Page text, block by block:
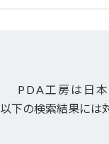
PDA工房は日
以下の検索結果には